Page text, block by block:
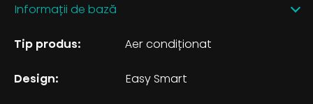
Informații de bază
Tip produs: Aer condiționat
Design: Easy Smart